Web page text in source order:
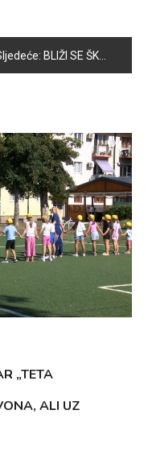
BLIŽI SE ŠKOLSKA GODINA: CIJENE UDŽBENIKA I ŠKOLSKOG PRIBORA UGLAVNOM NA PROŠLOGODIŠNJEM NIVOU
„TETA
ALI UZ